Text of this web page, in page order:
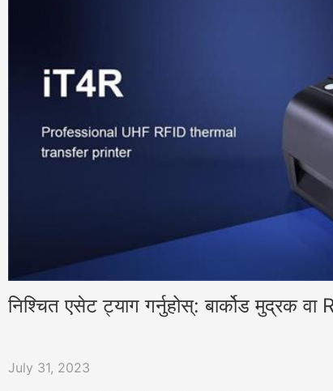
निश्चित एसेट ट्याग गर्नुहोस्: बार्कोड मुद्रक
July 31, 2023